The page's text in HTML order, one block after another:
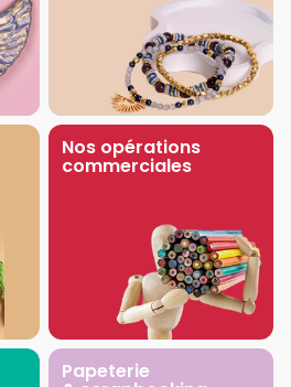
Nos opérations
commerciales
Papeterie